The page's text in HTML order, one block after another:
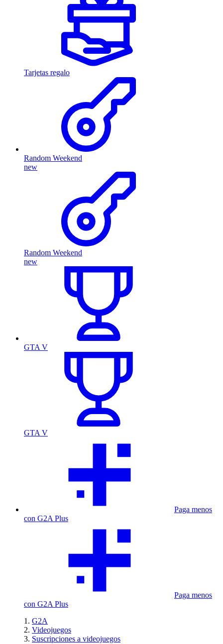
Tarjetas regalo
Random Weekend
new
Random Weekend
new
GTA V
GTA V
Paga menos
con G2A Plus
Paga menos
con G2A Plus
G2A
Videojuegos
Suscripciones a videojuegos